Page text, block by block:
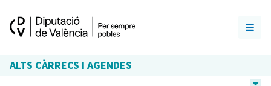
ALTS CÀRRECS I AGENDES